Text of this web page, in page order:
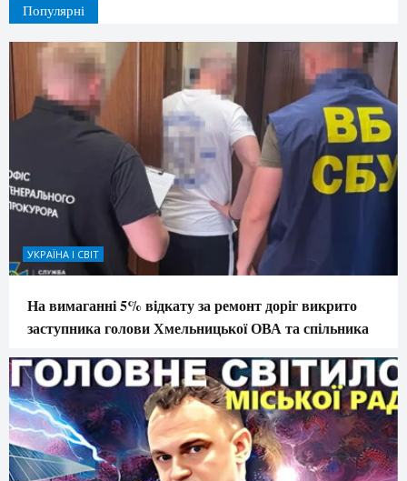
Популярні
УКРАЇНА І СВІТ
На вимаганні 5% відкату за ремонт доріг викрито
заступника голови Хмельницької ОВА та спільника